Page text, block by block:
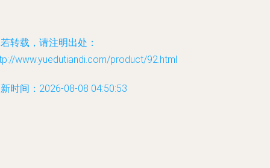
转载，请注明出处：
www.yuedutiandi.com/product/92.html
时间：2026-08-08 04:50:53